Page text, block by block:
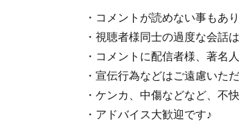
・コメントが読めない事もあ
・視聴者様同士の過度な会話
・コメントに配信者様、著名
・宣伝行為などはご遠慮いた
・ケンカ、中傷などなど、不
・アドバイス大歓迎です♪